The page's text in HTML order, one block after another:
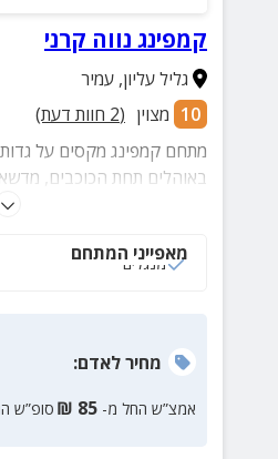
קמפינג נווה קרני
גליל עליון,עמיר
10 מצוין (
2 חוות דעת)
מתחם קמפינג מקסים על
באוהלים תחת הכוכבים,
פיקניק ועמדות מנגל, חדרי
מאפייני המתחם
מנגלים
מחירלאדם:
אמצ”ש החל מ- 85
₪ סופ”ש